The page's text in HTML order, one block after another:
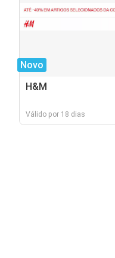
Novo
H&M
Válido por 18 dias